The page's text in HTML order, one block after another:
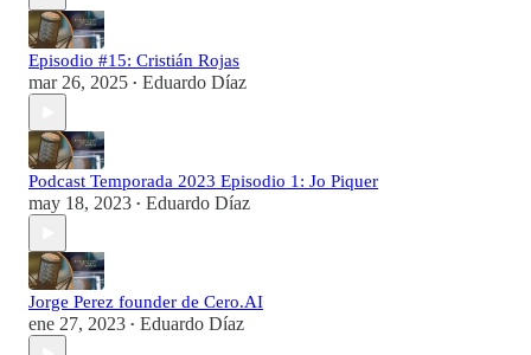
Episodio #15: Cristián Rojas
mar 26, 2025 • Eduardo Díaz
Podcast Temporada 2023 Episodio 1: Jo Piquer
may 18, 2023 • Eduardo Díaz
Jorge Perez founder de Cero.AI
ene 27, 2023 • Eduardo Díaz